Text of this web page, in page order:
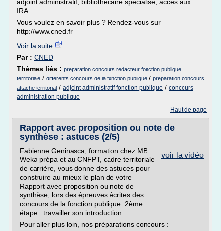
adjoint administratif, bibliothécaire spécialisé, accès aux
IRA...
Vous voulez en savoir plus ? Rendez-vous sur
http://www.cned.fr
Voir la suite
Par : CNED
Thèmes liés : preparation concours redacteur fonction publique
territoriale / differents concours de la fonction publique / preparation concours
attache territorial / adjoint administratif fonction publique / concours
administration publique
Haut de page
Rapport avec proposition ou note de
synthèse : astuces (2/5)
voir la vidéo
Fabienne Geninasca, formation chez MB
Weka prépa et au CNFPT, cadre territoriale
de carrière, vous donne des astuces pour
construire au mieux le plan de votre
Rapport avec proposition ou note de
synthèse, lors des épreuves écrites des
concours de la fonction publique. 2ème
étape : travailler son introduction.
Pour aller plus loin, nos préparations concours :